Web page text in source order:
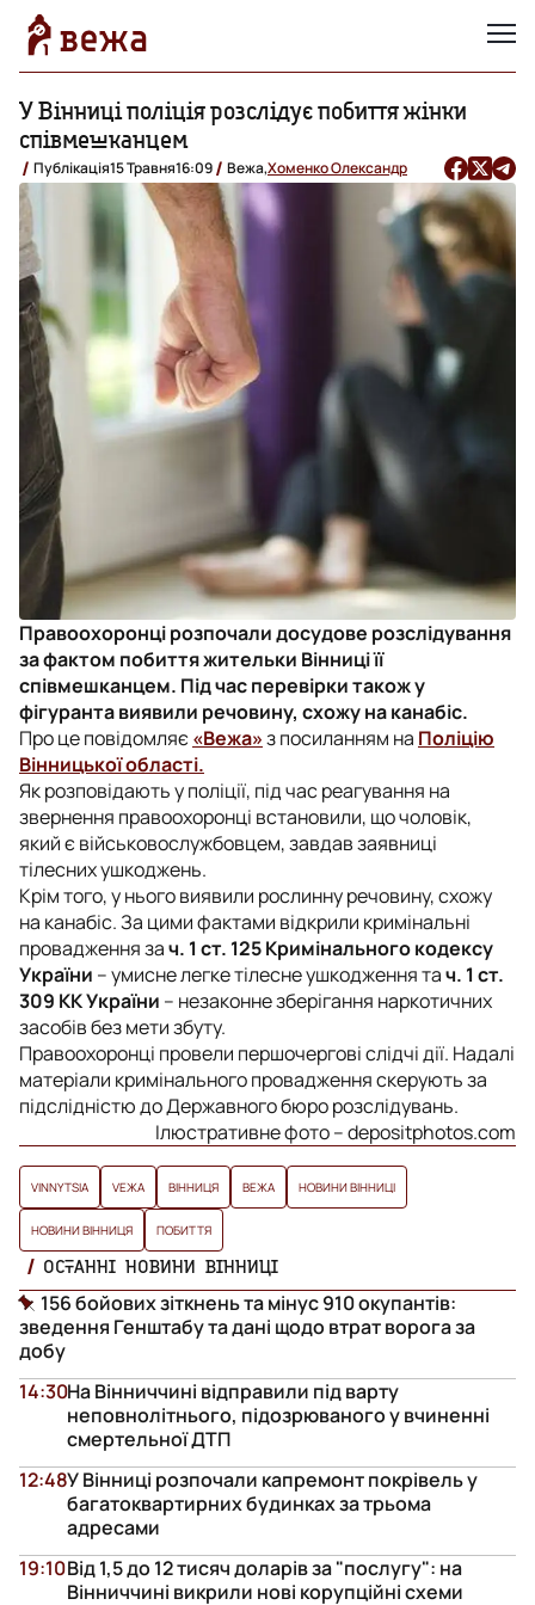
У Вінниці поліція розслідує побиття жінки
співмешканцем
Публікація15 Травня16:09 Вежа,Хоменко Олександр
Правоохоронці розпочали досудове розслідування
за фактом побиття жительки Вінниці її
співмешканцем. Під час перевірки також у
фігуранта виявили речовину, схожу на канабіс.
Про це повідомляє«Вежа»з посиланням на Поліцію
Вінницької області.
Як розповідають у поліції, під час реагування на
звернення правоохоронці встановили, що чоловік,
який є військовослужбовцем, завдав заявниці
тілесних ушкоджень.
Крім того, у нього виявили рослинну речовину, схожу
на канабіс. За цими фактами відкрили кримінальні
провадження зач. 1 ст. 125 Кримінального кодексу
України – умисне легке тілесне ушкодження тач. 1 ст.
309 КК України – незаконне зберігання наркотичних
засобів без мети збуту.
Правоохоронці провели першочергові слідчі дії. Надалі
матеріали кримінального провадження скерують за
підслідністю до Державного бюро розслідувань.
Ілюстративне фото – depositphotos.com
VINNYTSIA VЕЖА ВІННИЦЯ ВЕЖА НОВИНИ ВІННИЦІ
НОВИНИ ВІННИЦЯ ПОБИТТЯ
ОСТАННІ НОВИНИ ВІННИЦІ
156 бойових зіткнень та мінус 910 окупантів:
зведення Генштабу та дані щодо втрат ворога за
добу
На Вінниччині відправили під варту
неповнолітнього, підозрюваного у вчиненні
смертельної ДТП
14:30
У Вінниці розпочали капремонт покрівель у
багатоквартирних будинках за трьома
адресами
12:48
Від 1,5 до 12 тисяч доларів за "послугу": на
Вінниччині викрили нові корупційні схеми
19:10